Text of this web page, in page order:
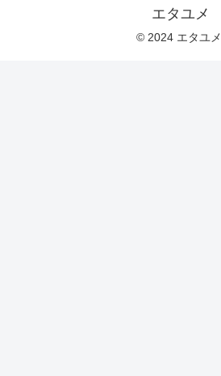
エタユメ
© 2024 エタユメ.